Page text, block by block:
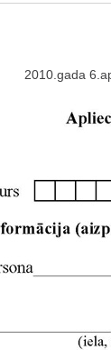
2010.gada